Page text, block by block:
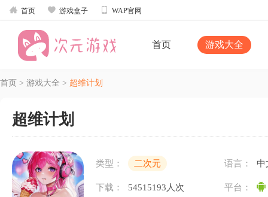
 首页  游戏盒子  WAP官网
首页 游戏大全
首页 > 游戏大全 > 超维计划
超维计划
类型： 二次元 语言： 中
下载： 54515193人次 平台：